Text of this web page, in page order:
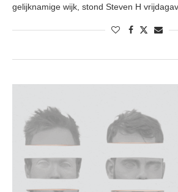
gelijknamige wijk, stond Steven H